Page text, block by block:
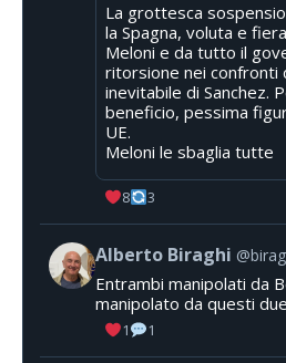
La grottesca
la Spagna, voluta e
Meloni e da tutto il
ritorsione nei confronti
inevitabile di Sanchez.
beneficio, pessima
UE.
Meloni le sbaglia tutte
8 3
Alberto Biraghi
Entrambi manipolati da
manipolato da questi
1 1